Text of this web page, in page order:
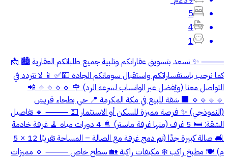
5
4
1
⸻ ✨ نسعد بتسويق عقاراتكم وتلبية جميع طلباتكم العقارية 🏙️ 📩
كما نرحب باستفساراتكم واستقبال سوماتكم الجادة 💴✅ 📱 لا تتردد في
التواصل معنا (ويُفضل عبر الواتساب لسرعة الرد) 🌹 🔹🔹🔹🔹 📲
🔹🔹🔹🔹 🏢 شقة للبيع في مكة المكرمة 📍 حي بطحاء قريش
(النموذجي) ✨ فرصة مميزة للسكن أو الاستثمار 💵 ⸻ 🔹 تفاصيل
الشقة: 🛏️ 5 غرف (منها غرفة ماستر) 🚿 4 دورات مياه 🧹 غرفة خادمة
🛋️ صالة كبيرة جدًا (تم دمج غرفة مع الصالة – المساحة تقريبًا 12 × 5
م) 🍽️ مطبخ راكب ❄️ مكيفات راكبة 🏡 سطح خاص ⸻ 🔹 مميزات